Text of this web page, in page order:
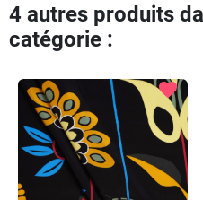
4 autres produits
catégorie :
favorite